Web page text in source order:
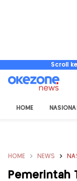
Scroll
HOME
HOME NEWS
Pemerintah